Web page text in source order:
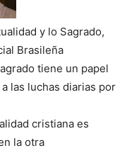
y lo Sagrado,
Brasileña
tiene un papel
las luchas diarias por
cristiana es
la otra